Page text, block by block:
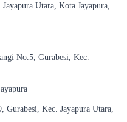
Utara, Kota Jayapura,
No.5, Gurabesi, Kec.
Kec. Jayapura Utara,